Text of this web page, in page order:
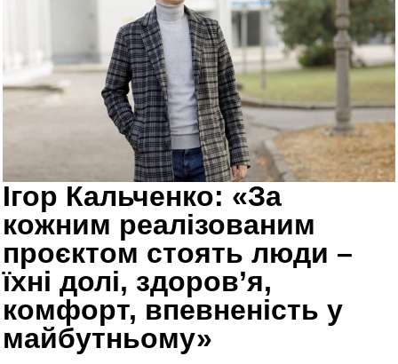
Ігор Кальченко: «За
кожним реалізованим
проєктом стоять люди –
їхні долі, здоров’я,
комфорт, впевненість у
майбутньому»